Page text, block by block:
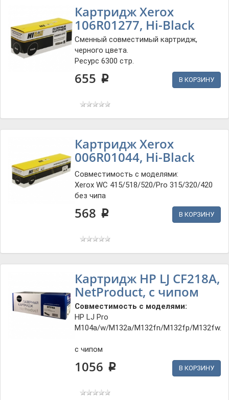
Картридж Xerox
106R01277, Hi-Black
Сменный совместимый картридж,
черного цвета.
Ресурс 6300 стр.
655 p В КОРЗИНУ
Картридж Xerox
006R01044, Hi-Black
Совместимость с моделями:
Xerox WC 415/518/520/Pro 315/320/420
без чипа
568 p В КОРЗИНУ
Картридж HP LJ CF218A,
NetProduct, с чипом
Совместимость с моделями:
HP LJ Pro
M104a/w/M132a/M132fn/M132fp/M132fw/
с чипом
1056 p В КОРЗИНУ